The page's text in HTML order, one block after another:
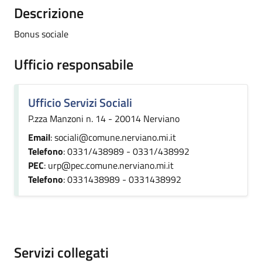
Descrizione
Bonus sociale
Ufficio responsabile
Ufficio Servizi Sociali
P.zza Manzoni n. 14 - 20014 Nerviano
Email: sociali@comune.nerviano.mi.it
Telefono: 0331/438989 - 0331/438992
PEC: urp@pec.comune.nerviano.mi.it
Telefono: 0331438989 - 0331438992
Servizi collegati